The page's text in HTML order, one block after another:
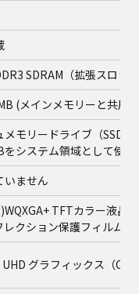
SDRAM（拡張スロッ
(メインメモリーと共用)
メモリードライブ（SSD
をシステム領域として使
いません
TFTカラー液
レクション保護フィルム付
グラフィックス（